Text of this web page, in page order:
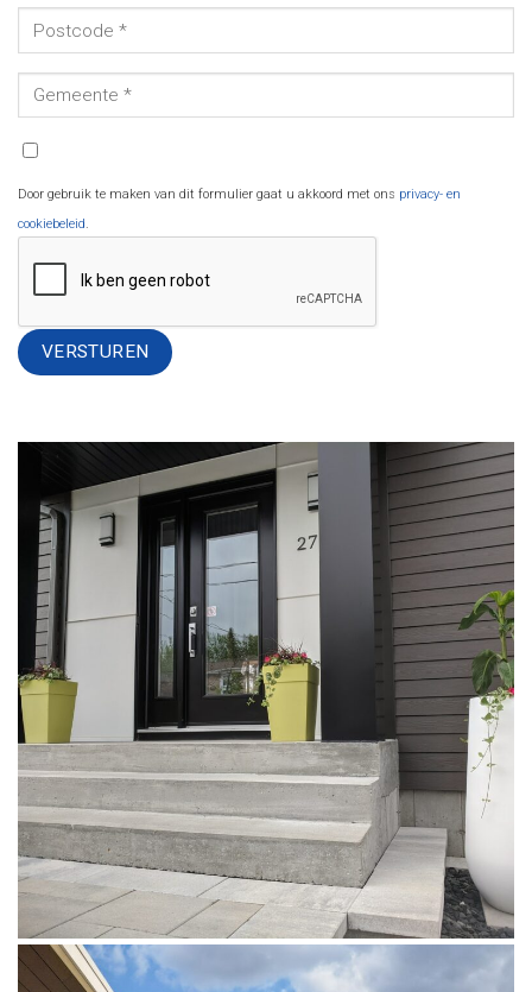
Door gebruik te maken van dit formulier gaat u akkoord met ons privacy- en
cookiebeleid.